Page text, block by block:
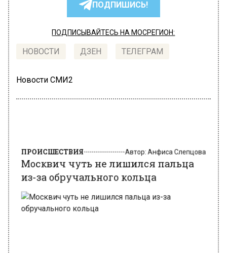
ПОДПИШИСЬ!
ПОДПИСЫВАЙТЕСЬ НА МОСРЕГИОН:
НОВОСТИ ДЗЕН ТЕЛЕГРАМ
Новости СМИ2
из-за обручального кольца